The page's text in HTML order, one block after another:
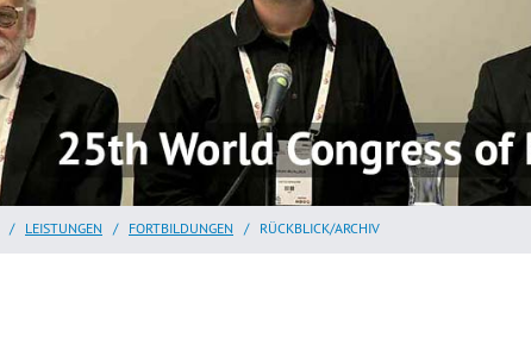
/ LEISTUNGEN / FORTBILDUNGEN / RÜCKBLICK/ARCHIV